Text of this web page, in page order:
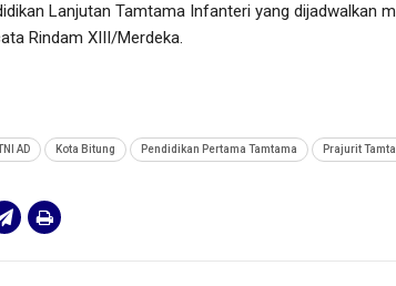
Lanjutan Tamtama Infanteri yang dijadwalkan
Rindam XIII/Merdeka.
AD Kota Bitung Pendidikan Pertama Tamtama Prajurit